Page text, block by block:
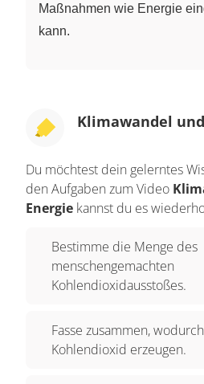
Maßnahmen wie Energie
kann.
Klimawandel
Du möchtest dein gelerntes
den Aufgaben zum Video
Energie kannst du es
Bestimme die Menge des
menschengemachten
Kohlendioxidausstoßes.
Fasse zusammen,
Kohlendioxid erzeugen.